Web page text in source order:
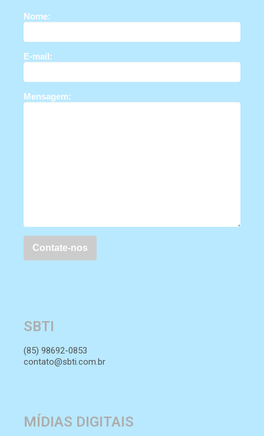
Nome:
E-mail:
Mensagem:
SBTI
(85) 98692-0853
contato@sbti.com.br
MÍDIAS DIGITAIS